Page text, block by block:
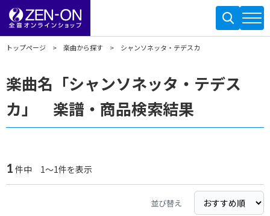
トップページ 楽曲から探す シャンソネッタ・テデスカ
楽曲名「シャンソネッタ・テデス
カ」 楽譜・商品検索結果
1 件中 1～1件を表示
並び替え